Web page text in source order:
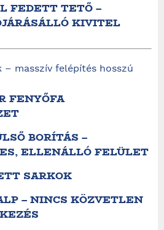
FEDETT TETŐ –
KIVITEL
– masszív felépítés hosszú
FENYŐFA
BORÍTÁS –
ELLENÁLLÓ FELÜLET
SARKOK
– NINCS KÖZVETLEN